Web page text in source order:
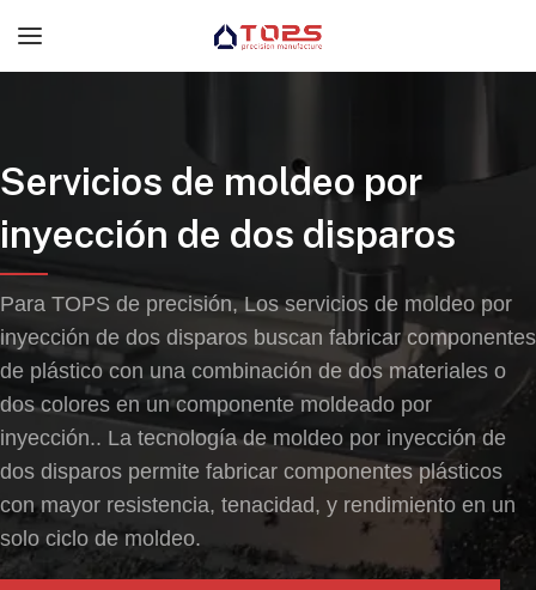
Servicios de moldeo por
inyección de dos disparos
Para TOPS de precisión, Los servicios de moldeo por
inyección de dos disparos buscan fabricar componentes
de plástico con una combinación de dos materiales o
dos colores en un componente moldeado por
inyección.. La tecnología de moldeo por inyección de
dos disparos permite fabricar componentes plásticos
con mayor resistencia, tenacidad, y rendimiento en un
solo ciclo de moldeo.